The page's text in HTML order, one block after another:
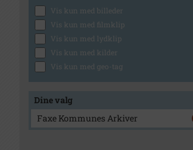
Vis kun med billeder
Vis kun med filmklip
Vis kun med lydklip
Vis kun med kilder
Vis kun med geo-tag
Dine valg
Faxe Kommunes Arkiver